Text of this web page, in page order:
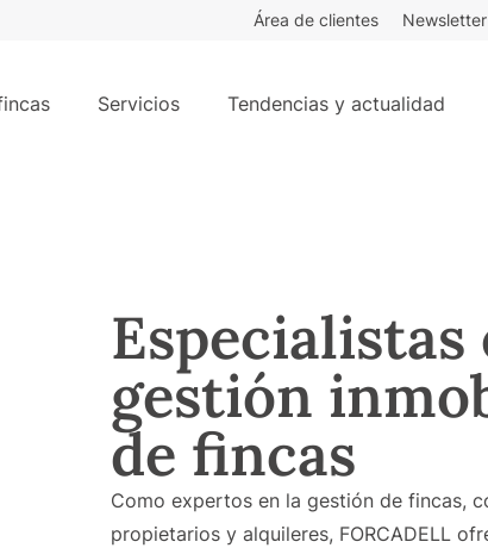
Área de clientes Newsletter
Servicios Tendencias y actualidad
Especialistas
gestión
de fincas
Como expertos en la gestión de fincas,
propietarios y alquileres, FORCADELL